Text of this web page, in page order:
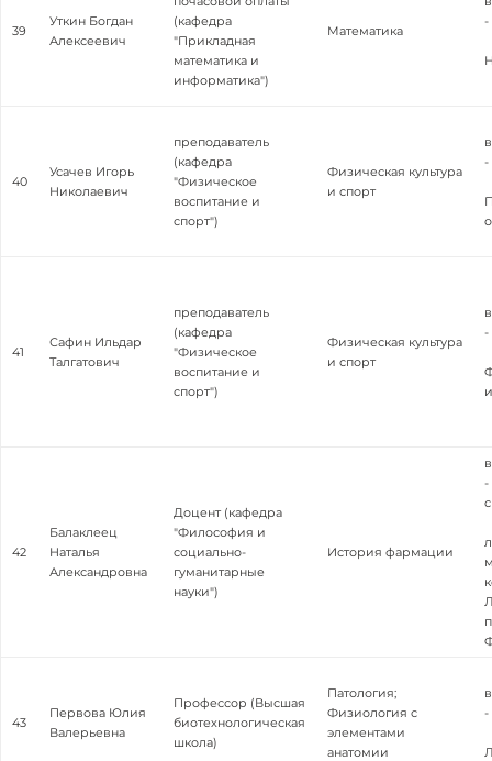
39
Уткин Богдан
Алексеевич
(кафедра
"Прикладная
математика и
информатика")
Математика
-
40
Усачев Игорь
Николаевич
преподаватель
(кафедра
"Физическое
воспитание и
спорт")
Физическая культура
и спорт
-
41
Сафин Ильдар
Талгатович
преподаватель
(кафедра
"Физическое
воспитание и
спорт")
Физическая культура
и спорт
-
42
Балаклеец
Наталья
Александровна
Доцент (кафедра
"Философия и
социально-
гуманитарные
науки")
История фармации
-
43
Первова Юлия
Валерьевна
Профессор (Высшая
биотехнологическая
школа)
Патология;
Физиология с
элементами
анатомии
-